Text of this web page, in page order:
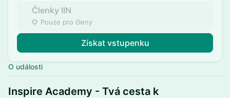
Členky IIN
Pouze pro členy
Získat vstupenku
O události
​Inspire Academy - Tvá cesta k